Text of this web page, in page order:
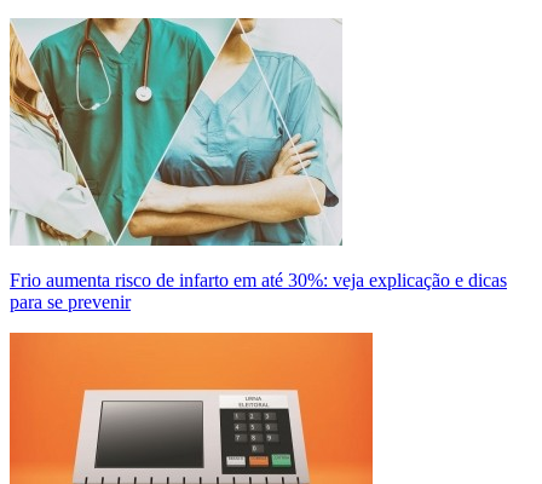
Frio aumenta risco de infarto em até 30%: veja explicação e dicas
para se prevenir